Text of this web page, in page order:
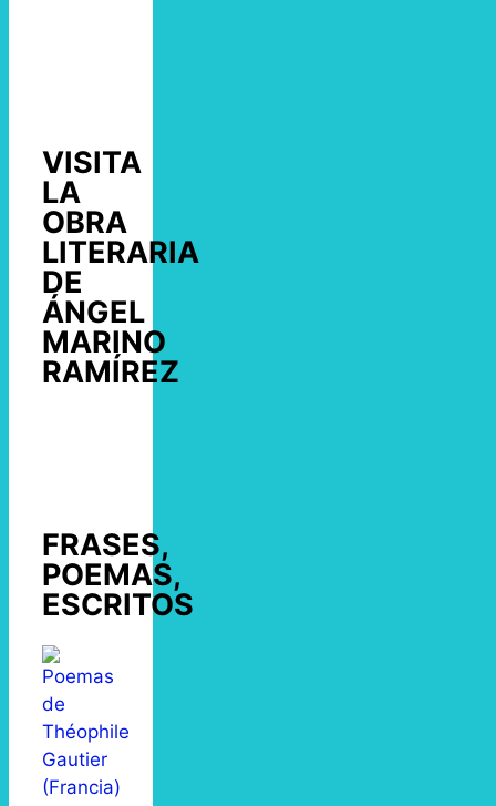
VISITA
LA
OBRA
LITERARIA
DE
ÁNGEL
MARINO
RAMÍREZ
FRASES,
POEMAS,
ESCRITOS